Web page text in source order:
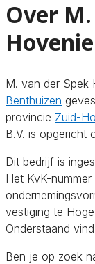
Over
M. van der Spek
Benthuizen
provincie Zuid-
B.V. is opgericht
Dit bedrijf is
Het KvK-
vestiging te
Onderstaand
Ben je op zoek